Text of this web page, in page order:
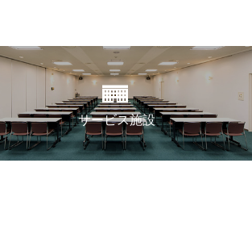
サービス施設